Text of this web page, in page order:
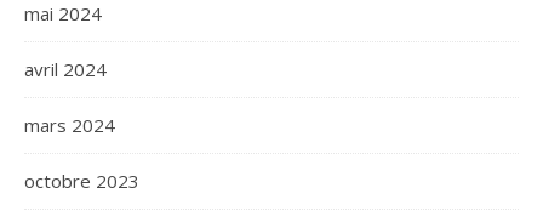
mai 2024
avril 2024
mars 2024
octobre 2023